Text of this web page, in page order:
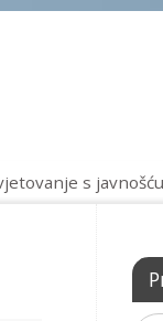
s javnošću